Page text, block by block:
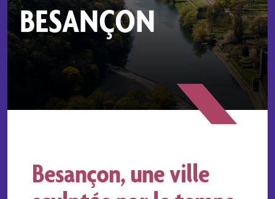
BESANÇON
Besançon, une ville